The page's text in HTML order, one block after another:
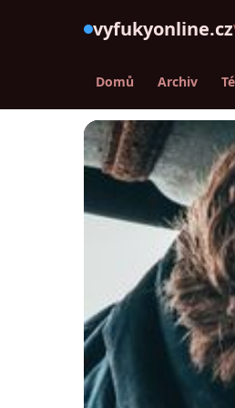
vyfukyonline.cz
Domů Archiv